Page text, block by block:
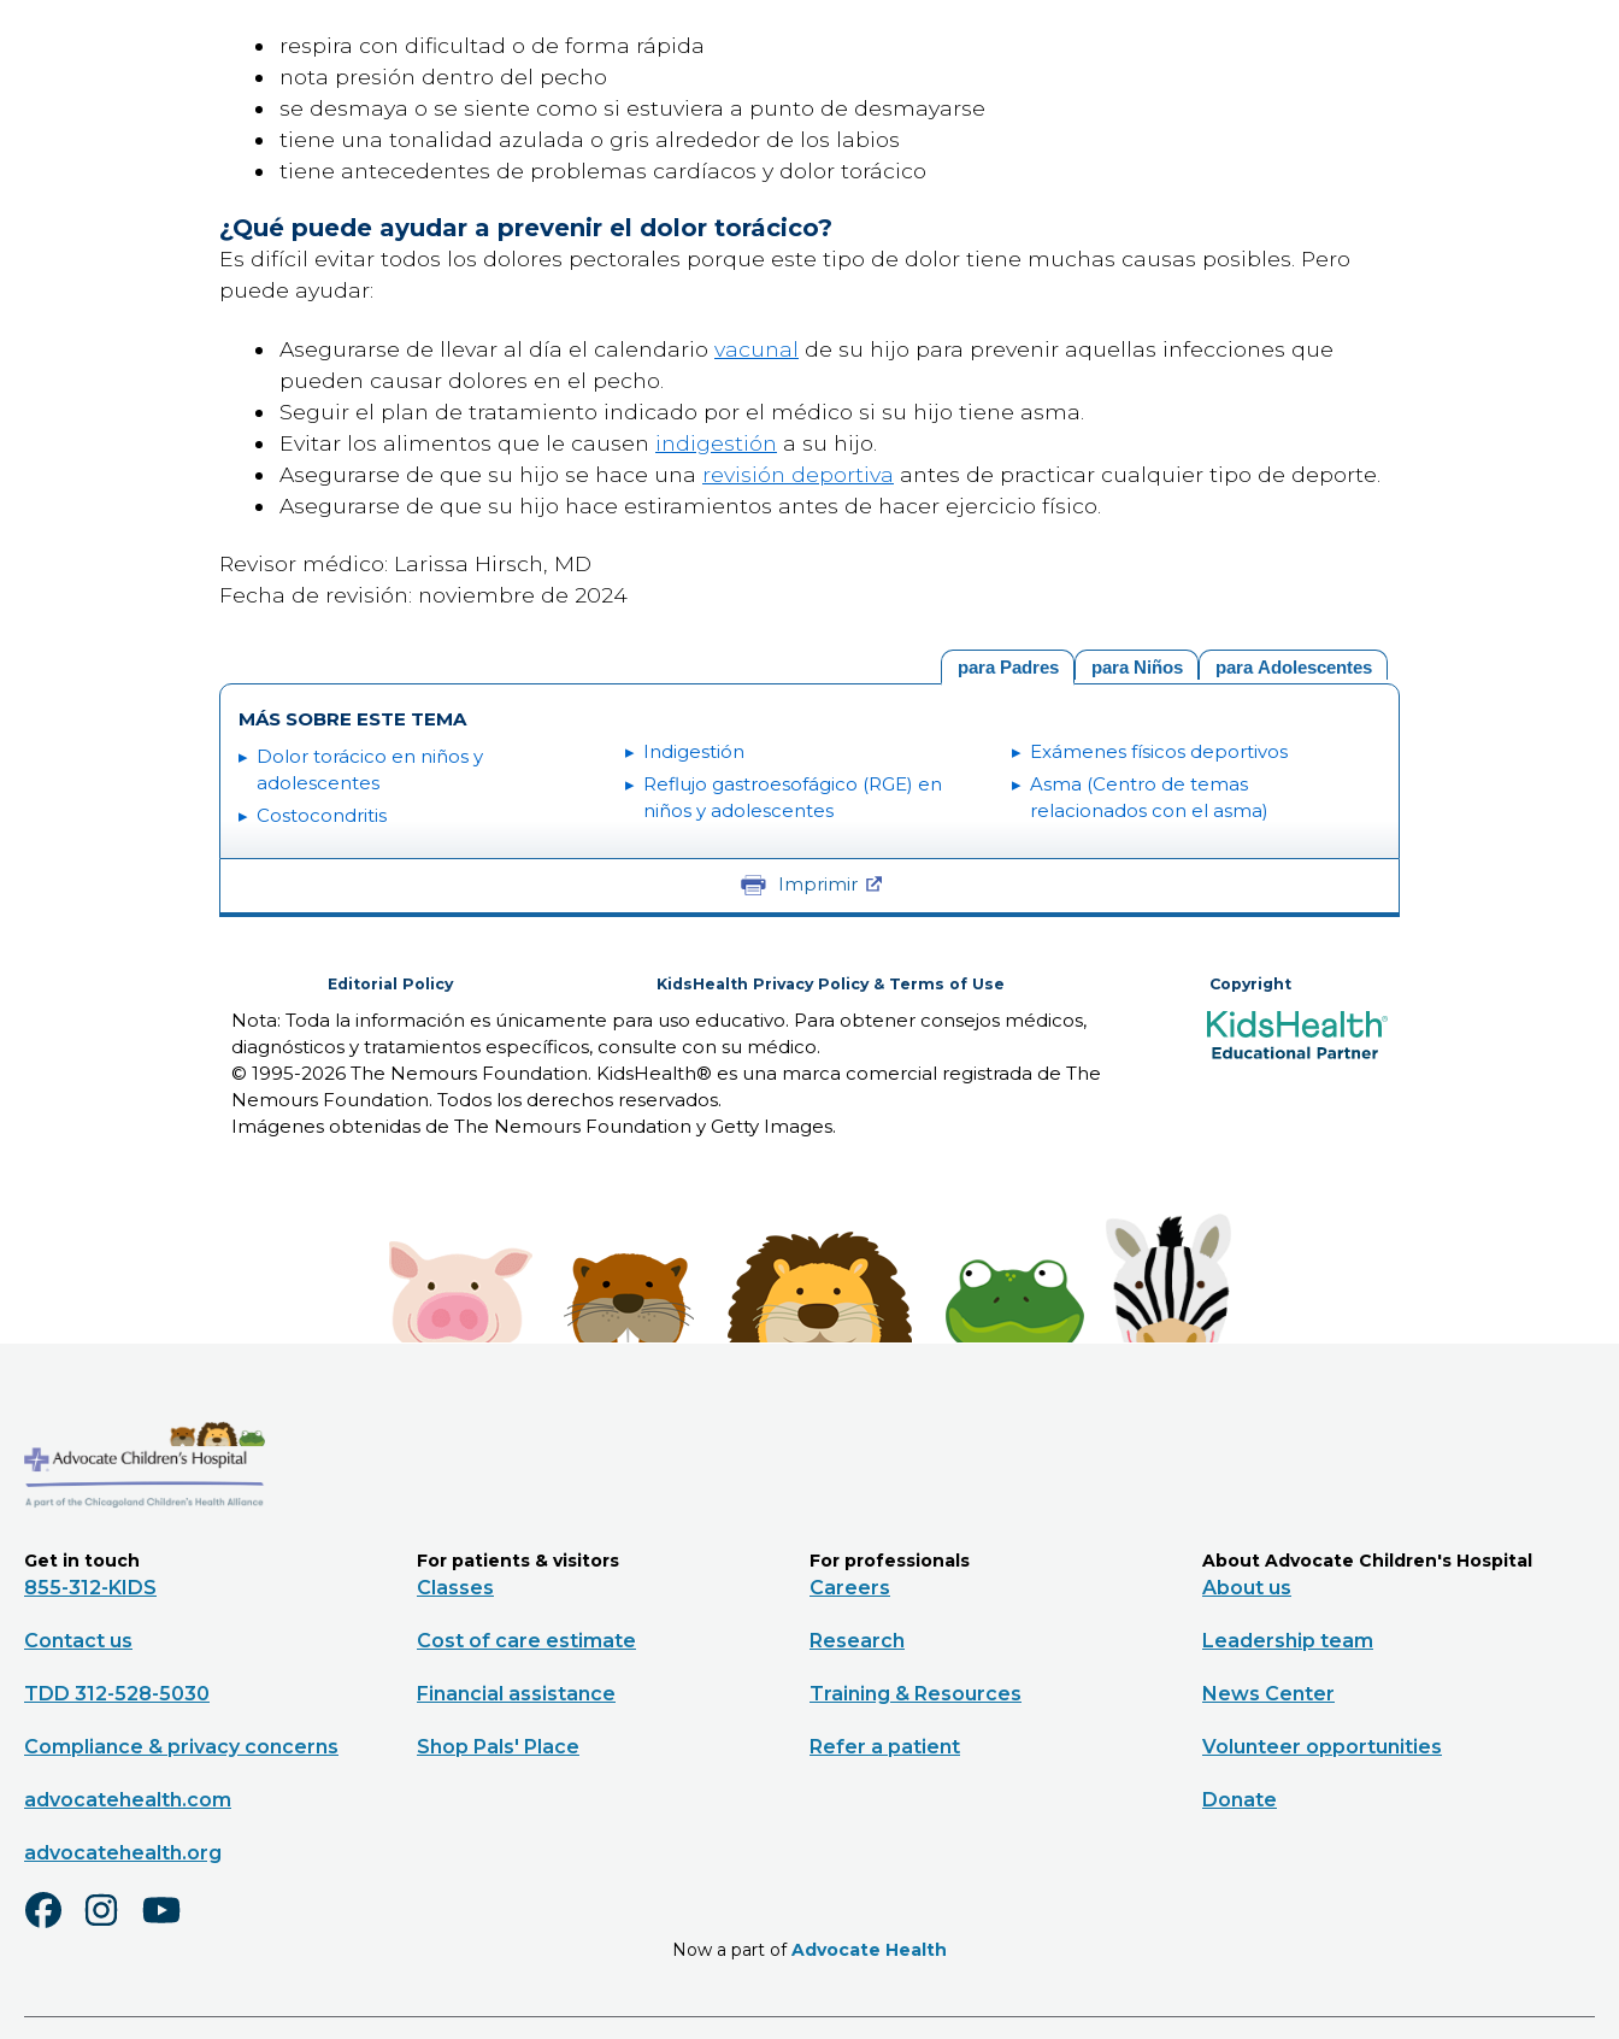
respira con dificultad o de forma rápida
nota presión dentro del pecho
se desmaya o se siente como si estuviera a punto de desmayarse
tiene una tonalidad azulada o gris alrededor de los labios
tiene antecedentes de problemas cardíacos y dolor torácico
¿Qué puede ayudar a prevenir el dolor torácico?
Es difícil evitar todos los dolores pectorales porque este tipo de dolor tiene muchas causas posibles. Pero
puede ayudar:
Asegurarse de llevar al día el calendario vacunal de su hijo para prevenir aquellas infecciones que
pueden causar dolores en el pecho.
Seguir el plan de tratamiento indicado por el médico si su hijo tiene asma.
Evitar los alimentos que le causen indigestión a su hijo.
Asegurarse de que su hijo se hace una revisión deportiva antes de practicar cualquier tipo de deporte.
Asegurarse de que su hijo hace estiramientos antes de hacer ejercicio físico.
Revisor médico: Larissa Hirsch, MD
Fecha de revisión: noviembre de 2024
para Adolescentes
para Niños
para Padres
MÁS SOBRE ESTE TEMA
Dolor torácico en niños y
adolescentes
Costocondritis
Indigestión
Reflujo gastroesofágico (RGE) en
niños y adolescentes
Exámenes físicos deportivos
Asma (Centro de temas
relacionados con el asma)
Imprimir
Editorial Policy KidsHealth Privacy Policy & Terms of Use Copyright
Nota: Toda la información es únicamente para uso educativo. Para obtener consejos médicos,
diagnósticos y tratamientos específicos, consulte con su médico.
© 1995-2026 The Nemours Foundation. KidsHealth® es una marca comercial registrada de The
Nemours Foundation. Todos los derechos reservados.
Imágenes obtenidas de The Nemours Foundation y Getty Images.
Get in touch
855-312-KIDS
Contact us
TDD 312-528-5030
Compliance & privacy concerns
advocatehealth.com
advocatehealth.org
For patients & visitors
Classes
Cost of care estimate
Financial assistance
Shop Pals' Place
For professionals
Careers
Research
Training & Resources
Refer a patient
About Advocate Children's Hospital
About us
Leadership team
News Center
Volunteer opportunities
Donate
Now a part ofAdvocate Health